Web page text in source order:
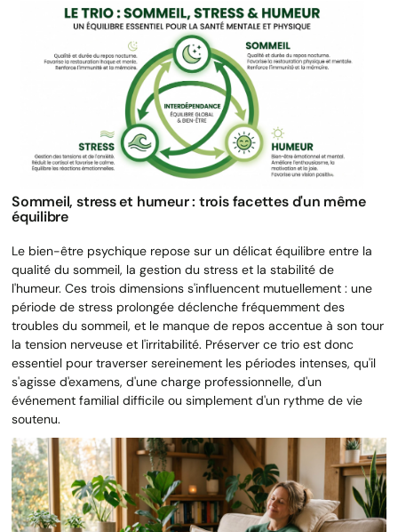
Sommeil, stress et humeur : trois facettes d'un même
équilibre
Le bien-être psychique repose sur un délicat équilibre entre la
qualité du sommeil, la gestion du stress et la stabilité de
l'humeur. Ces trois dimensions s'influencent mutuellement : une
période de stress prolongée déclenche fréquemment des
troubles du sommeil, et le manque de repos accentue à son tour
la tension nerveuse et l'irritabilité. Préserver ce trio est donc
essentiel pour traverser sereinement les périodes intenses, qu'il
s'agisse d'examens, d'une charge professionnelle, d'un
événement familial difficile ou simplement d'un rythme de vie
soutenu.